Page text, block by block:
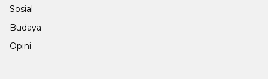
Sosial
Budaya
Opini